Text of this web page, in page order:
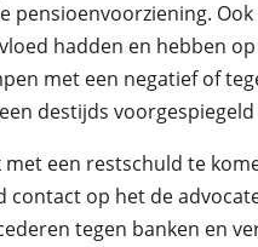
pensioenvoorziening.
hadden en hebben
met een negatief of
destijds voorgespiegeld
een restschuld te
op het de
tegen banken en